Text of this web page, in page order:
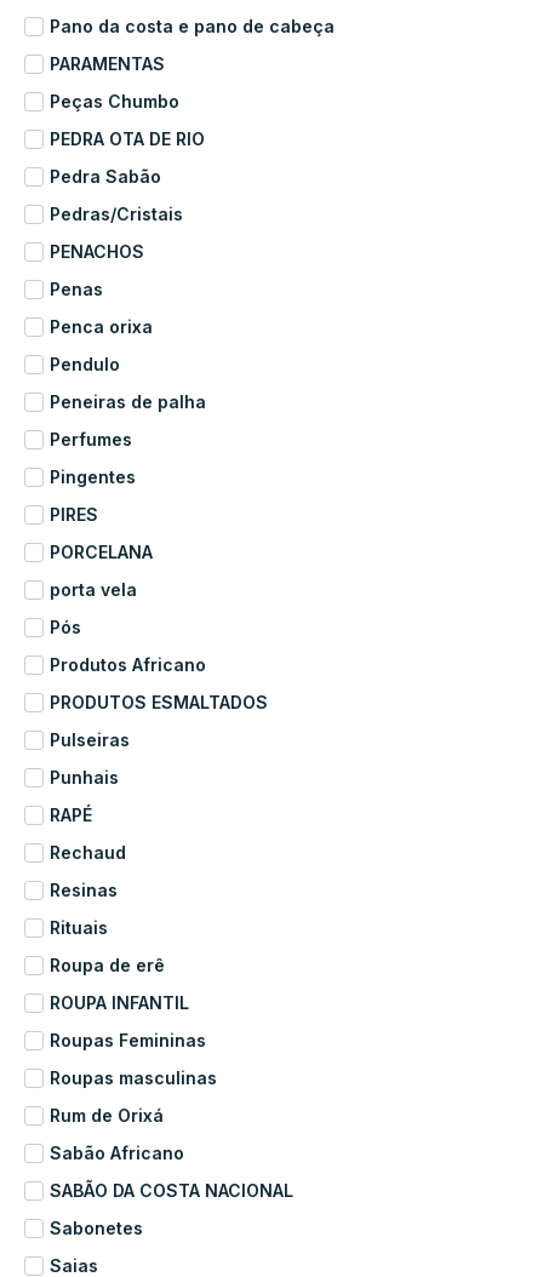
Pano da costa e pano de cabeça
PARAMENTAS
Peças Chumbo
PEDRA OTA DE RIO
Pedra Sabão
Pedras/Cristais
PENACHOS
Penas
Penca orixa
Pendulo
Peneiras de palha
Perfumes
Pingentes
PIRES
PORCELANA
porta vela
Pós
Produtos Africano
PRODUTOS ESMALTADOS
Pulseiras
Punhais
RAPÉ
Rechaud
Resinas
Rituais
Roupa de erê
ROUPA INFANTIL
Roupas Femininas
Roupas masculinas
Rum de Orixá
Sabão Africano
SABÃO DA COSTA NACIONAL
Sabonetes
Saias